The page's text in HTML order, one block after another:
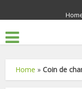
Home »Coin de